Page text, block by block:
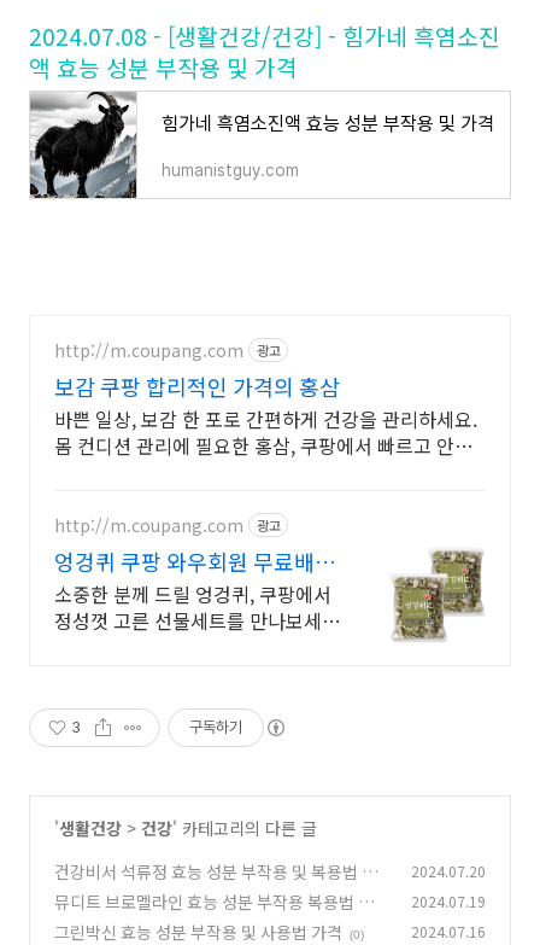
2024.07.08 - [생활건강/건강] - 힘가네 흑염소진
액 효능 성분 부작용 및 가격
힘가네 흑염소진액 효능 성분 부작용 및 가격
humanistguy.com
http://m.coupang.com 광고
보감 쿠팡 합리적인 가격의 홍삼
바쁜 일상, 보감 한 포로 간편하게 건강을 관리하세요.
몸 컨디션 관리에 필요한 홍삼, 쿠팡에서 빠르고 안전
http://m.coupang.com 광고
엉겅퀴 쿠팡 와우회원 무료배송
으로
소중한 분께 드릴 엉겅퀴, 쿠팡에서
정성껏 고른 선물세트를 만나보세
3 구독하기
'생활건강 > 건강' 카테고리의 다른 글
건강비서 석류정 효능 성분 부작용 및 복용법 가
격
(0)
2024.07.20
뮤디트 브로멜라인 효능 성분 부작용 복용법 내돈
내산 후기
(0)
2024.07.19
그린박신 효능 성분 부작용 및 사용법 가격 (0) 2024.07.16